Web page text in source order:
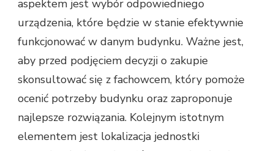
aspektem jest wybór odpowiedniego
urządzenia, które będzie w stanie efektywnie
funkcjonować w danym budynku. Ważne jest,
aby przed podjęciem decyzji o zakupie
skonsultować się z fachowcem, który pomoże
ocenić potrzeby budynku oraz zaproponuje
najlepsze rozwiązania. Kolejnym istotnym
elementem jest lokalizacja jednostki